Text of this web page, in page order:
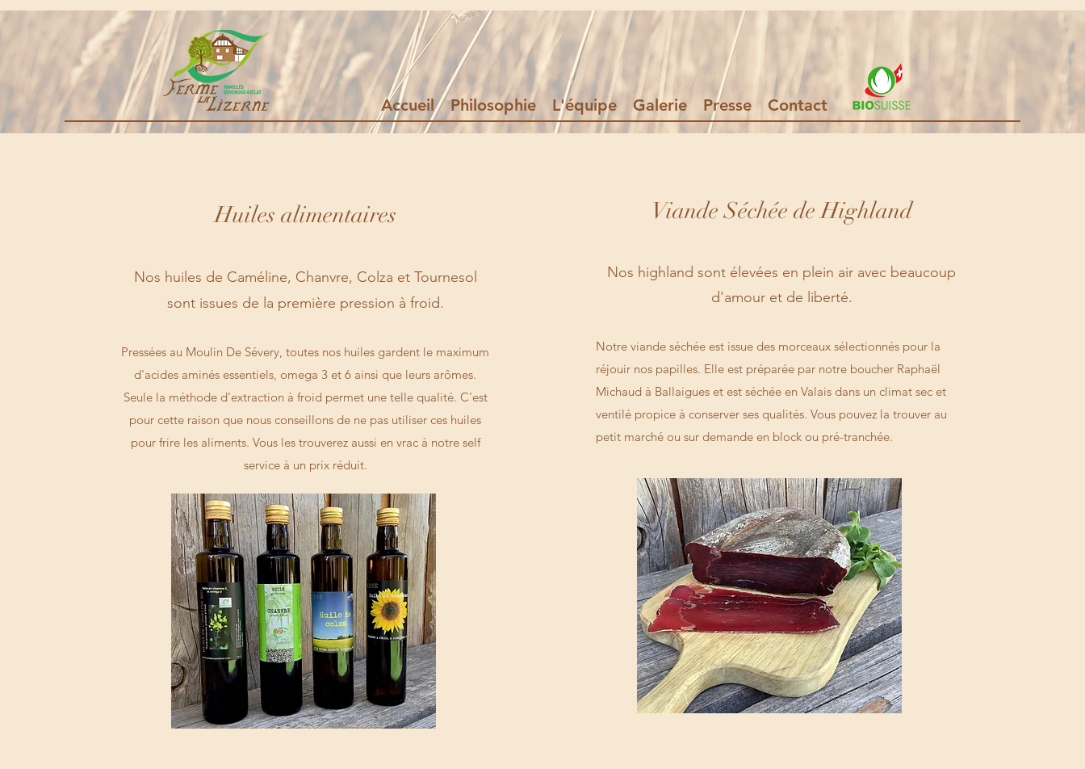
Accueil Philosophie L'équipe Galerie Presse Contact
Huiles alimentaires
Nos huiles de Caméline, Chanvre, Colza et Tournesol
sont issues de la première pression à froid.
Pressées au Moulin De Sévery, toutes nos huiles gardent le maximum
d'acides aminés essentiels, omega 3 et 6 ainsi que leurs arômes.
Seule la méthode d'extraction à froid permet une telle qualité. C'est
pour cette raison que nous conseillons de ne pas utiliser ces huiles
pour frire les aliments. Vous les trouverez aussi en vrac à notre self
service à un prix réduit.
Viande Séchée de Highland
Nos highland sont élevées en plein air avec beaucoup
d'amour et de liberté.
Notre viande séchée est issue des morceaux sélectionnés pour la
réjouir nos papilles. Elle est préparée par notre boucher Raphaël
Michaud à Ballaigues et est séchée en Valais dans un climat sec et
ventilé propice à conserver ses qualités. Vous pouvez la trouver au
petit marché ou sur demande en block ou pré-tranchée.